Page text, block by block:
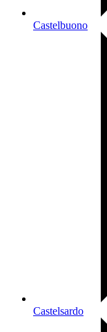
Castelbuono
Castelsardo